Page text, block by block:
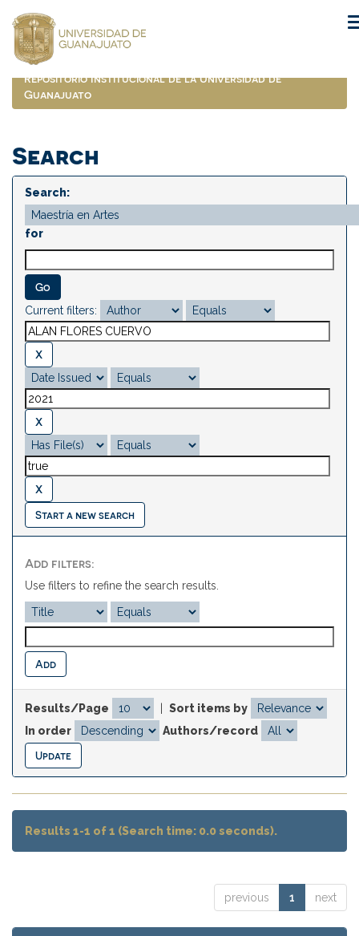
navigation
Repositorio Institucional de la Universidad de
Guanajuato
Search
Search:
for
Current filters:
Start a new search
Add filters:
Use filters to refine the search results.
Results/Page
Sort items by
In order
Authors/record
Results 1-1 of 1 (Search time: 0.0 seconds).
previous 1 next